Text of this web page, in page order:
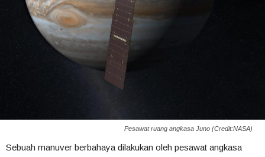
Pesawat ruang angkasa Juno (Credit:NASA)
Sebuah manuver berbahaya dilakukan oleh pesawat angkasa